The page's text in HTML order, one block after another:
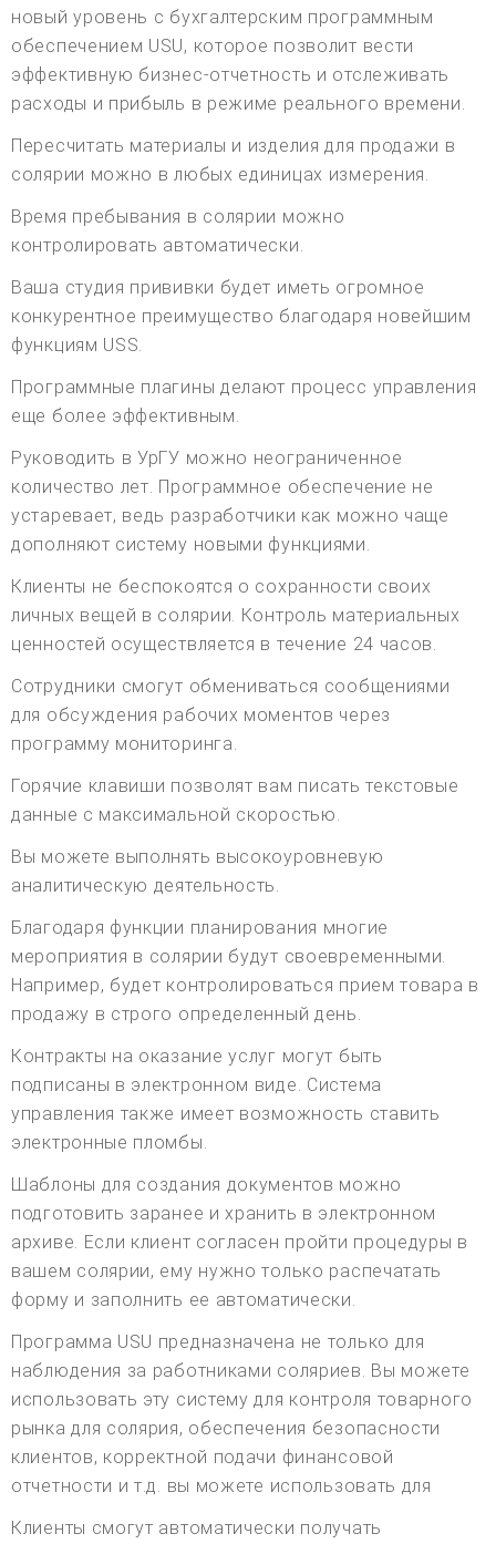
новый уровень с бухгалтерским программным
обеспечением USU, которое позволит вести
эффективную бизнес-отчетность и отслеживать
расходы и прибыль в режиме реального времени.
Пересчитать материалы и изделия для продажи в
солярии можно в любых единицах измерения.
Время пребывания в солярии можно
контролировать автоматически.
Ваша студия прививки будет иметь огромное
конкурентное преимущество благодаря новейшим
функциям USS.
Программные плагины делают процесс управления
еще более эффективным.
Руководить в УрГУ можно неограниченное
количество лет. Программное обеспечение не
устаревает, ведь разработчики как можно чаще
дополняют систему новыми функциями.
Клиенты не беспокоятся о сохранности своих
личных вещей в солярии. Контроль материальных
ценностей осуществляется в течение 24 часов.
Сотрудники смогут обмениваться сообщениями
для обсуждения рабочих моментов через
программу мониторинга.
Горячие клавиши позволят вам писать текстовые
данные с максимальной скоростью.
Вы можете выполнять высокоуровневую
аналитическую деятельность.
Благодаря функции планирования многие
мероприятия в солярии будут своевременными.
Например, будет контролироваться прием товара в
продажу в строго определенный день.
Контракты на оказание услуг могут быть
подписаны в электронном виде. Система
управления также имеет возможность ставить
электронные пломбы.
Шаблоны для создания документов можно
подготовить заранее и хранить в электронном
архиве. Если клиент согласен пройти процедуры в
вашем солярии, ему нужно только распечатать
форму и заполнить ее автоматически.
Программа USU предназначена не только для
наблюдения за работниками соляриев. Вы можете
использовать эту систему для контроля товарного
рынка для солярия, обеспечения безопасности
клиентов, корректной подачи финансовой
отчетности и т.д. вы можете использовать для
Клиенты смогут автоматически получать